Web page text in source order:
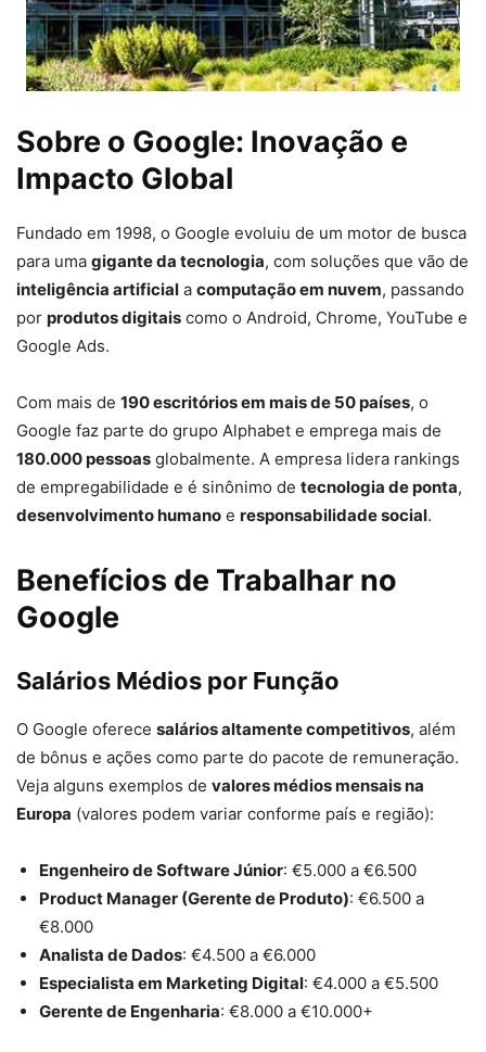
Sobre o Google: Inovação e
Impacto Global
Fundado em 1998, o Google evoluiu de um motor de busca
para uma gigante da tecnologia, com soluções que vão de
inteligência artificial a computação em nuvem, passando
por produtos digitais como o Android, Chrome, YouTube e
Google Ads.
Com mais de 190 escritórios em mais de 50 países, o
Google faz parte do grupo Alphabet e emprega mais de
180.000 pessoas globalmente. A empresa lidera rankings
de empregabilidade e é sinônimo de tecnologia de ponta,
desenvolvimento humano e responsabilidade social.
Benefícios de Trabalhar no
Google
Salários Médios por Função
O Google oferece salários altamente competitivos, além
de bônus e ações como parte do pacote de remuneração.
Veja alguns exemplos de valores médios mensais na
Europa (valores podem variar conforme país e região):
Engenheiro de Software Júnior: €5.000 a €6.500
Product Manager (Gerente de Produto): €6.500 a
€8.000
Analista de Dados: €4.500 a €6.000
Especialista em Marketing Digital: €4.000 a €5.500
Gerente de Engenharia: €8.000 a €10.000+